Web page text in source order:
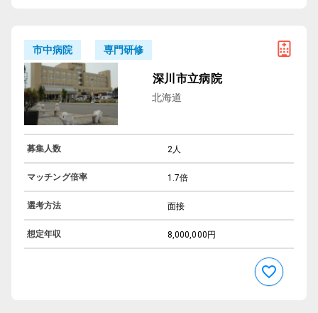
市中病院 専門研修
深川市立病院
北海道
募集人数 2人
マッチング倍率 1.7倍
選考方法 面接
想定年収 8,000,000円